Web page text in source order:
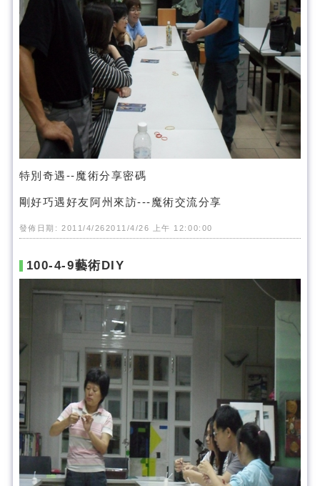
特別奇遇--魔術分享密碼
剛好巧遇好友阿州來訪---魔術交流分享
發佈日期: 2011/4/262011/4/26 上午 12:00:00
100-4-9藝術DIY